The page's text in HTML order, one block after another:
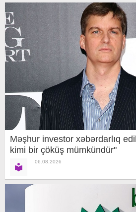
Məşhur investor xəbərdarlıq
kimi bir çöküş mümkündür"
06.08.2026